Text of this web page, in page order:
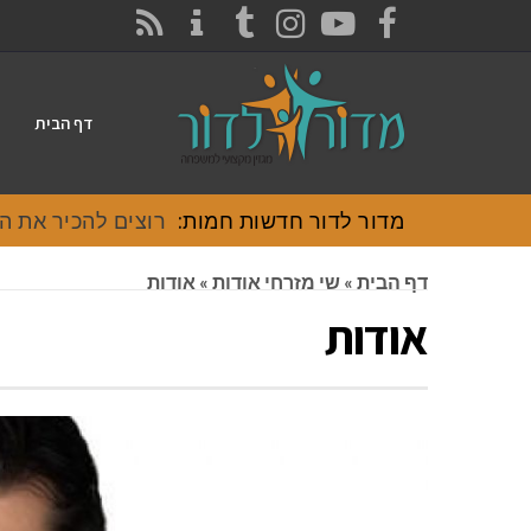
FACEBOOK
YOUTUBE
INSTAGRAM
TUMBLR
דף הבית
מדור לדור חדשות חמות: רוצים להכיר את
דף הבית » שי מזרחי אודות » אודות
אודות